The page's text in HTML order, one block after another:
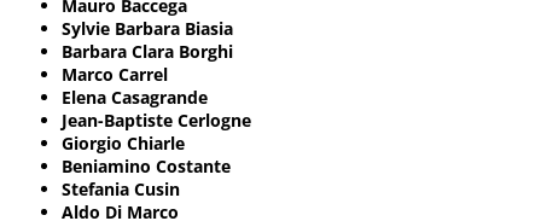
Mauro Baccega
Sylvie Barbara Biasia
Barbara Clara Borghi
Marco Carrel
Elena Casagrande
Jean-Baptiste Cerlogne
Giorgio Chiarle
Beniamino Costante
Stefania Cusin
Aldo Di Marco